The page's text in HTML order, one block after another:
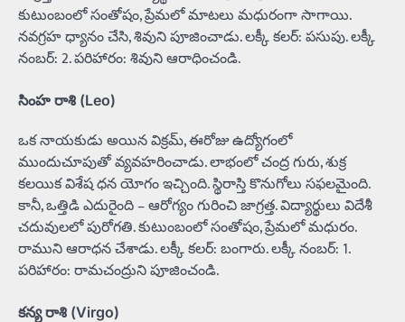
కుటుంబంలో సంతోషం, ప్రేమలో మాటలు మధురంగా సాగాయి.
నవగ్రహ ధ్యానం చేసి, శివుని పూజించాడు. లక్కీ కలర్: పసుపు. లక్కీ
నంబర్: 2. పరిహారం: శివుని ఆరాధించండి.
సింహ రాశి (Leo)
ఒక నాయకుడు అయిన విక్రమ్, ఈరోజు ఉద్యోగంలో
ముందుచూపుతో వ్యవహరించాడు. లాభంలో చంద్ర గురు, శుక్ర
కలయిక విశేష ధన యోగం ఇచ్చింది. స్థిరాస్తి కొనుగోలు సఫలమైంది.
కానీ, ఒత్తిడి ఎదురైంది – ఆరోగ్యం గురించి జాగ్రత్త. విద్యార్థులు విదేశీ
చదువులలో పురోగతి. కుటుంబంలో సంతోషం, ప్రేమలో మధురం.
రాముని ఆరాధన చేశాడు. లక్కీ కలర్: బంగారు. లక్కీ నంబర్: 1.
పరిహారం: రామచంద్రుని పూజించండి.
కన్య రాశి (Virgo)